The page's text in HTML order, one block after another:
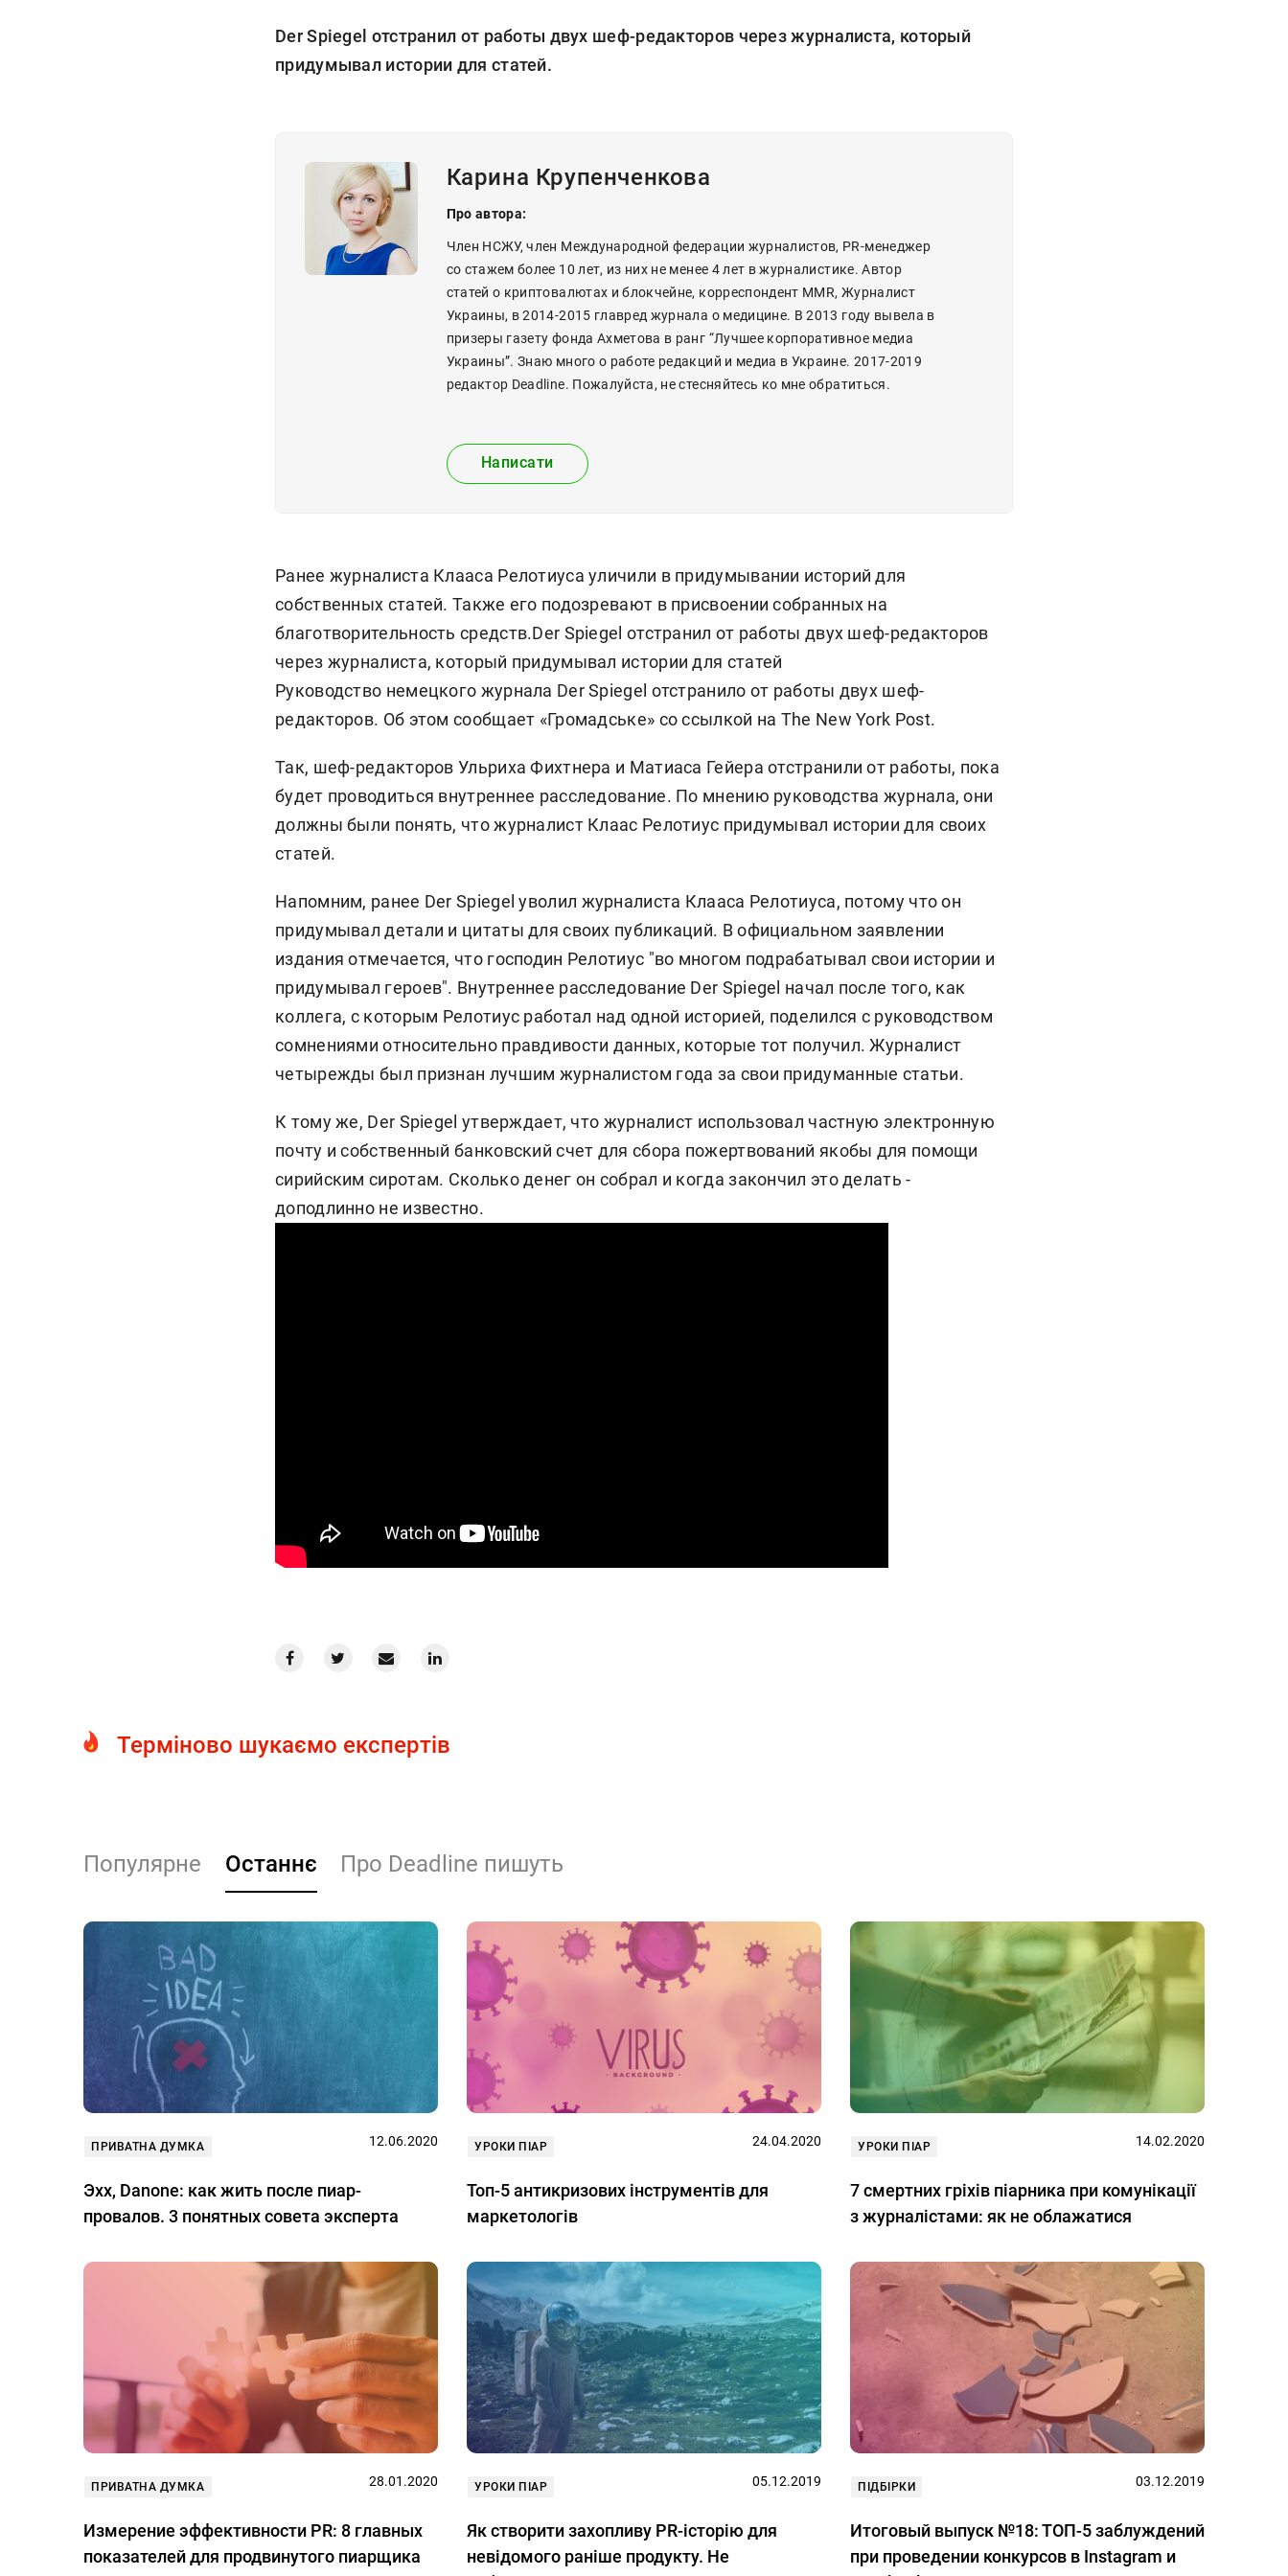
Der Spiegel отстранил от работы двух шеф-редакторов через журналиста, который
придумывал истории для статей.
Карина Крупенченкова
Про автора:
Член НСЖУ, член Международной федерации журналистов, PR-менеджер
со стажем более 10 лет, из них не менее 4 лет в журналистике. Автор
статей о криптовалютах и блокчейне, корреспондент MMR, Журналист
Украины, в 2014-2015 главред журнала о медицине. В 2013 году вывела в
призеры газету фонда Ахметова в ранг “Лучшее корпоративное медиа
Украины”. Знаю много о работе редакций и медиа в Украине. 2017-2019
редактор Deadline. Пожалуйста, не стесняйтесь ко мне обратиться.
Написати
Ранее журналиста Клааса Релотиуса уличили в придумывании историй для
собственных статей. Также его подозревают в присвоении собранных на
благотворительность средств.Der Spiegel отстранил от работы двух шеф-редакторов
через журналиста, который придумывал истории для статей
Руководство немецкого журнала Der Spiegel отстранило от работы двух шеф-
редакторов. Об этом сообщает «Громадське» со ссылкой на The New York Post.
Так, шеф-редакторов Ульриха Фихтнера и Матиаса Гейера отстранили от работы, пока
будет проводиться внутреннее расследование. По мнению руководства журнала, они
должны были понять, что журналист Клаас Релотиус придумывал истории для своих
статей.
Напомним, ранее Der Spiegel уволил журналиста Клааса Релотиуса, потому что он
придумывал детали и цитаты для своих публикаций. В официальном заявлении
издания отмечается, что господин Релотиус "во многом подрабатывал свои истории и
придумывал героев". Внутреннее расследование Der Spiegel начал после того, как
коллега, с которым Релотиус работал над одной историей, поделился с руководством
сомнениями относительно правдивости данных, которые тот получил. Журналист
четырежды был признан лучшим журналистом года за свои придуманные статьи.
К тому же, Der Spiegel утверждает, что журналист использовал частную электронную
почту и собственный банковский счет для сбора пожертвований якобы для помощи
сирийским сиротам. Сколько денег он собрал и когда закончил это делать -
доподлинно не известно.
Терміново шукаємо експертів
Популярне Останнє Про Deadline пишуть
ПРИВАТНА ДУМКА 12.06.2020
Эхх, Danone: как жить после пиар-
провалов. 3 понятных совета эксперта
УРОКИ ПІАР 24.04.2020
Топ-5 антикризових інструментів для
маркетологів
УРОКИ ПІАР 14.02.2020
7 смертних гріхів піарника при комунікації
з журналістами: як не облажатися
ПРИВАТНА ДУМКА 28.01.2020
Измерение эффективности PR: 8 главных
показателей для продвинутого пиарщика
УРОКИ ПІАР 05.12.2019
Як створити захопливу PR-історію для
невідомого раніше продукту. Не
ПІДБІРКИ 03.12.2019
Итоговый выпуск №18: ТОП-5 заблуждений
при проведении конкурсов в Instagram и